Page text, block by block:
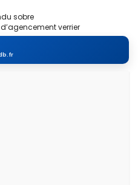
sobre
verrier